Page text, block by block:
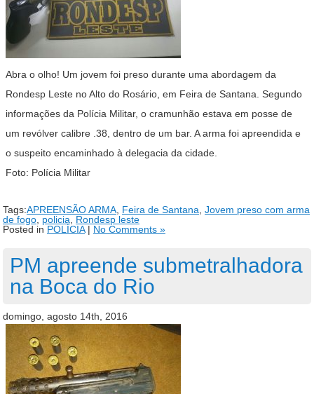
Abra o olho! Um jovem foi preso durante uma abordagem da
Rondesp Leste no Alto do Rosário, em Feira de Santana. Segundo
informações da Polícia Militar, o cramunhão estava em posse de
um revólver calibre .38, dentro de um bar. A arma foi apreendida e
o suspeito encaminhado à delegacia da cidade.
Foto: Polícia Militar
Tags:APREENSÃO ARMA Feira de Santana Jovem preso com arma
de fogo policia
Rondesp leste
Posted in POLÍCIA| No Comments »
PM apreende submetralhadora
na Boca do Rio
domingo, agosto 14th, 2016